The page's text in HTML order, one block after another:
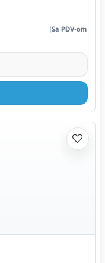
Sa PDV-om